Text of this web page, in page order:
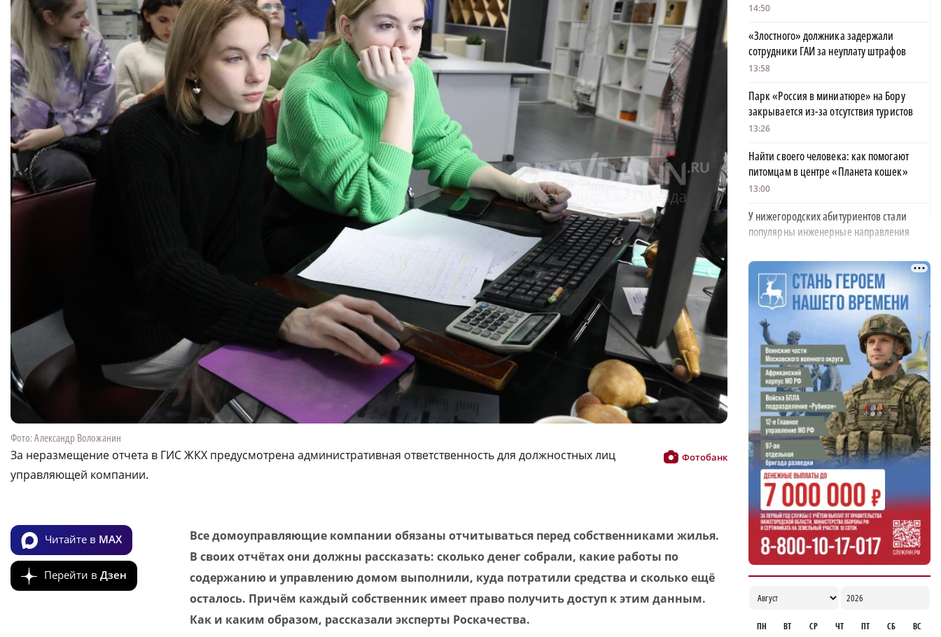
Фото: Александр Воложанин
За неразмещение отчета в ГИС ЖКХ предусмотрена административная ответственность для должностных лиц
управляющей компании.
Фотобанк
Читайте в MAX
Перейти в Дзен
Все домоуправляющие компании обязаны отчитываться перед собственниками жилья.
В своих отчётах они должны рассказать: сколько денег собрали, какие работы по
содержанию и управлению домом выполнили, куда потратили средства и сколько ещё
осталось. Причём каждый собственник имеет право получить доступ к этим данным.
Как и каким образом, рассказали эксперты Роскачества.
14:50
«Злостного» должника задержали
сотрудники ГАИ за неуплату штрафов
13:58
Парк «Россия в миниатюре» на Бору
закрывается из-за отсутствия туристов
13:26
Найти своего человека: как помогают
питомцам в центре «Планета кошек»
13:00
У нижегородских абитуриентов стали
популярны инженерные направления
Как помощь людям стала главным делом
жизни для нижегородской студентки
12:47
Объявлена программа празднования 805-
летия Нижнего Новгорода
11:56
В Керженском заповеднике появился
новый кот Степан
11:18
ПН ВТ СР ЧТ ПТ СБ ВС